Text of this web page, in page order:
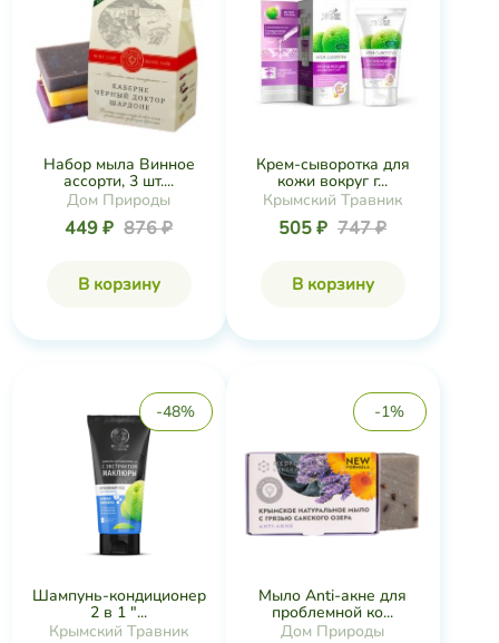
Набор мыла Винное
ассорти, 3 шт....
Дом Природы
449 ₽ 876 ₽
В корзину
Крем-сыворотка для
кожи вокруг г...
Крымский Травник
505 ₽ 747 ₽
В корзину
-48%
Шампунь-кондиционер
2 в 1 "...
Крымский Травник
-1%
Мыло Anti-акне для
проблемной ко...
Дом Природы